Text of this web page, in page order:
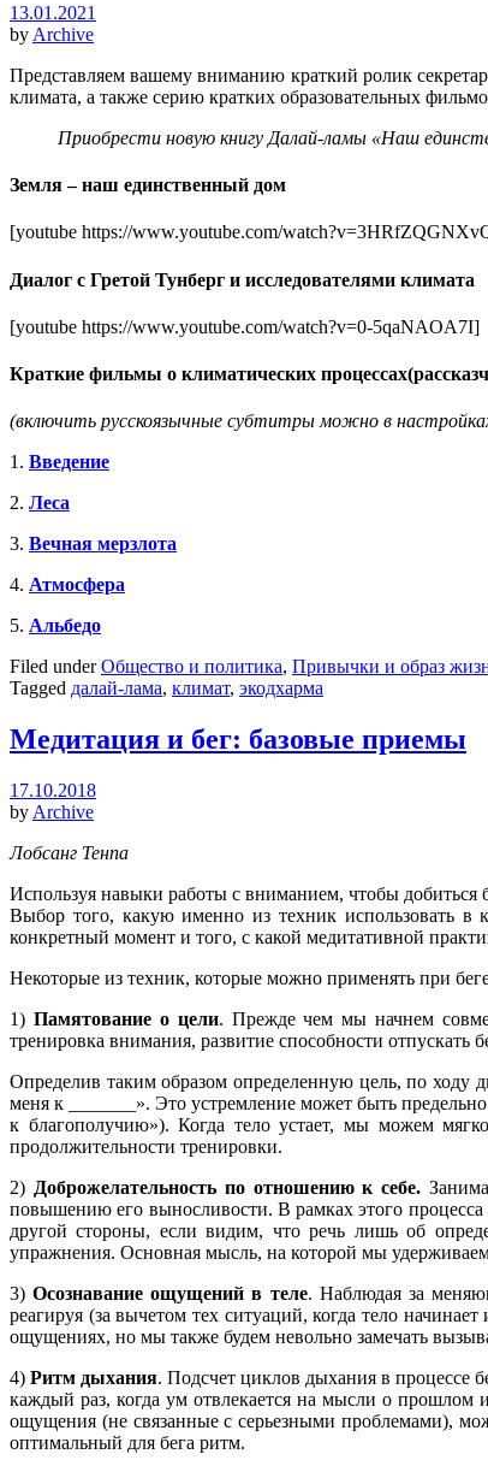
13.01.2021
by Archive
Представляем вашему вниманию краткий ролик
климата, а также серию кратких образовательных
Приобрести новую книгу Далай-ламы «Наш
Земля – наш единственный дом
[youtube https://www.youtube.com/
Диалог с Гретой Тунберг и исследователями климата
[youtube https://www.youtube.com/watch?v=0-5qaNAOA7I]
Краткие фильмы о климатических
(включить русскоязычные субтитры можно в
1. Введение
2. Леса
3. Вечная мерзлота
4. Атмосфера
5. Альбедо
Filed underОбщество и политика, Привычки и образ
Tagged далай-лама, климат, экодхарма
Медитация и бег: базовые приемы
17.10.2018
by Archive
Лобсанг Тенпа
Используя навыки работы с вниманием, чтобы
Выбор того, какую именно из техник использовать в
конкретный момент и того, с какой медитативной
Некоторые из техник, которые можно применять при
1) Памятование о цели. Прежде чем мы начнем
тренировка внимания, развитие способности
Определив таким образом определенную цель, по ходу
меня к _______». Это устремление может быть
к благополучию»). Когда тело устает, мы можем
продолжительности тренировки.
2) Доброжелательность по отношению к себе.
повышению его выносливости. В рамках этого процесса
другой стороны, если видим, что речь лишь об
упражнения. Основная мысль, на которой мы
3)Осознавание ощущений в теле. Наблюдая за
реагируя (за вычетом тех ситуаций, когда тело
ощущениях, но мы также будем невольно замечать
4) Ритм дыхания. Подсчет циклов дыхания в процессе
каждый раз, когда ум отвлекается на мысли о
ощущения (не связанные с серьезными проблемами),
оптимальный для бега ритм.